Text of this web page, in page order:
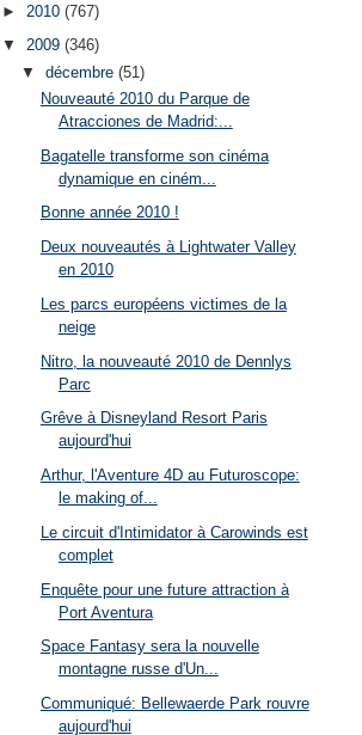
► 2010(767)
▼2009(346)
▼ décembre (51)
Nouveauté 2010 du Parque de
Atracciones de Madrid:...
Bagatelle transforme son cinéma
dynamique en ciném...
Bonne année 2010 !
Deux nouveautés à Lightwater Valley
en 2010
Les parcs européens victimes de la
neige
Nitro, la nouveauté 2010 de Dennlys
Parc
Grêve à Disneyland Resort Paris
aujourd'hui
Arthur, l'Aventure 4D au Futuroscope:
le making of...
Le circuit d'Intimidator à Carowinds est
complet
Enquête pour une future attraction à
Port Aventura
Space Fantasy sera la nouvelle
montagne russe d'Un...
Communiqué: Bellewaerde Park rouvre
aujourd'hui